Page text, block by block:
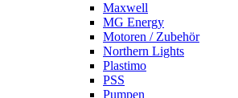
Maxwell
MG Energy
Motoren / Zubehör
Northern Lights
Plastimo
PSS
Pumpen